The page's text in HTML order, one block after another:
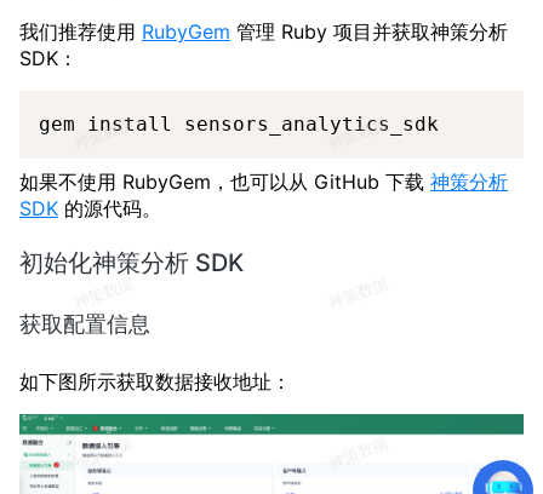
我们推荐使用 RubyGem 管理 Ruby 项目并获取神策分析
SDK：
gem install sensors_analytics_sdk
如果不使用 RubyGem，也可以从 GitHub 下载 神策分析
SDK 的源代码。
初始化神策分析 SDK
获取配置信息
如下图所示获取数据接收地址：